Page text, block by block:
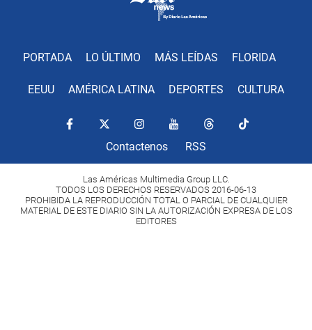
PORTADA LO ÚLTIMO MÁS LEÍDAS FLORIDA
EEUU AMÉRICA LATINA DEPORTES CULTURA
Contactenos RSS
Las Américas Multimedia Group LLC.
TODOS LOS DERECHOS RESERVADOS 2016-06-13
PROHIBIDA LA REPRODUCCIÓN TOTAL O PARCIAL DE CUALQUIER
MATERIAL DE ESTE DIARIO SIN LA AUTORIZACIÓN EXPRESA DE LOS
EDITORES